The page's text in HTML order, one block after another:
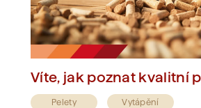
Víte, jak poznat kvalitní
Pelety Vytápění